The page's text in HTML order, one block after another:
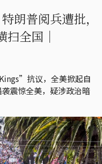
朗普阅兵遭批，
全国｜
抗议，全美掀起自
震惊全美，疑涉政治暗